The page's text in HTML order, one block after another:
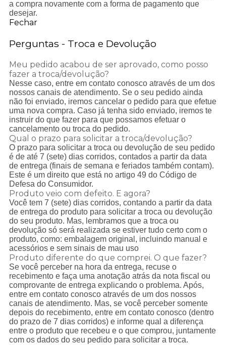
a compra novamente com a forma de pagamento que
desejar.
Fechar
Perguntas - Troca e Devolução
Meu pedido acabou de ser aprovado, como posso
fazer a troca/devolução?
Nesse caso, entre em contato conosco através de um dos
nossos canais de atendimento. Se o seu pedido ainda
não foi enviado, iremos cancelar o pedido para que efetue
uma nova compra. Caso já tenha sido enviado, iremos te
instruir do que fazer para que possamos efetuar o
cancelamento ou troca do pedido.
Qual o prazo para solicitar a troca/devolução?
O prazo para solicitar a troca ou devolução de seu pedido
é de até 7 (sete) dias corridos, contados a partir da data
de entrega (finais de semana e feriados também contam).
Este é um direito que está no artigo 49 do Código de
Defesa do Consumidor.
Produto veio com defeito. E agora?
Você tem 7 (sete) dias corridos, contando a partir da data
de entrega do produto para solicitar a troca ou devolução
do seu produto. Mas, lembramos que a troca ou
devolução só será realizada se estiver tudo certo com o
produto, como: embalagem original, incluindo manual e
acessórios e sem sinais de mau uso
Produto diferente do que comprei. O que fazer?
Se você perceber na hora da entrega, recuse o
recebimento e faça uma anotação atrás da nota fiscal ou
comprovante de entrega explicando o problema. Após,
entre em contato conosco através de um dos nossos
canais de atendimento. Mas, se você perceber somente
depois do recebimento, entre em contato conosco (dentro
do prazo de 7 dias corridos) e informe qual a diferença
entre o produto que recebeu e o que comprou, juntamente
com os dados do seu pedido para solicitar a troca.